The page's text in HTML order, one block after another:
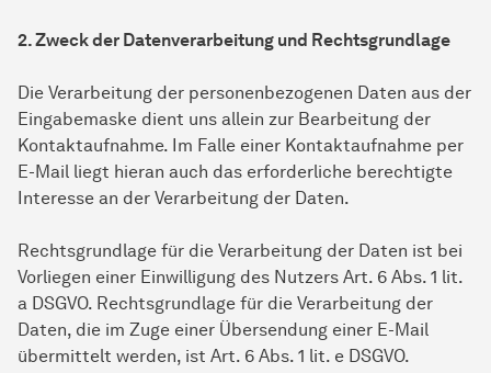
2. Zweck der Datenverarbeitung und Rechtsgrundlage
Die Verarbeitung der personenbezogenen Daten aus der
Eingabemaske dient uns allein zur Bearbeitung der
Kontaktaufnahme. Im Falle einer Kontaktaufnahme per
E-Mail liegt hieran auch das erforderliche berechtigte
Interesse an der Verarbeitung der Daten.
Rechtsgrundlage für die Verarbeitung der Daten ist bei
Vorliegen einer Einwilligung des Nutzers Art. 6 Abs. 1 lit.
a DSGVO. Rechtsgrundlage für die Verarbeitung der
Daten, die im Zuge einer Übersendung einer E-Mail
übermittelt werden, ist Art. 6 Abs. 1 lit. e DSGVO.